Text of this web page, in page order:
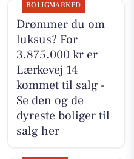
BOLIGMARKED
Drømmer du om
luksus? For
3.875.000 kr er
Lærkevej 14
kommet til salg -
Se den og de
dyreste boliger til
salg her